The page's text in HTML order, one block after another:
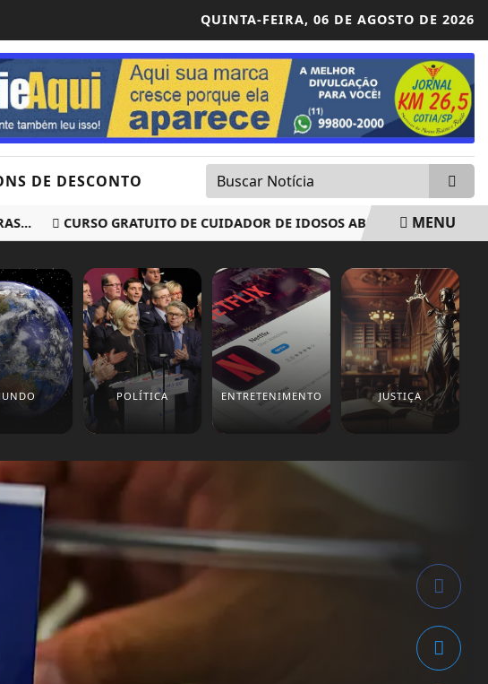
QUINTA-FEIRA, 06 DE AGOSTO DE 2026
DE DESCONTO
CURSO GRATUITO DE CUIDADOR DE IDOSOS ABRE INSCRIÇÕES EM
MENU
POLÍTICA ENTRETENIMENTO JUSTIÇA